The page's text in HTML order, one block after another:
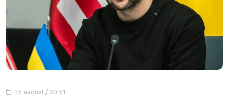
15 avqust / 20:51